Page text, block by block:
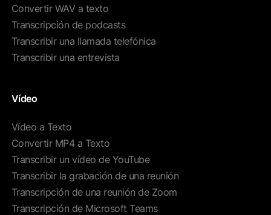
Convertir WAV a texto
Transcripción de podcasts
Transcribir una llamada telefónica
Transcribir una entrevista
Vídeo
Vídeo a Texto
Convertir MP4 a Texto
Transcribir un vídeo de YouTube
Transcribir la grabación de una reunión
Transcripción de una reunión de Zoom
Transcripción de Microsoft Teams